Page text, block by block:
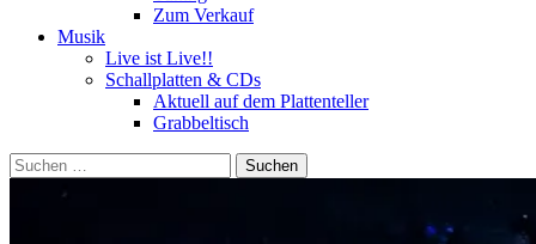
Zum Verkauf
Musik
Live ist Live!!
Schallplatten & CDs
Aktuell auf dem Plattenteller
Grabbeltisch
Suchen
nach: